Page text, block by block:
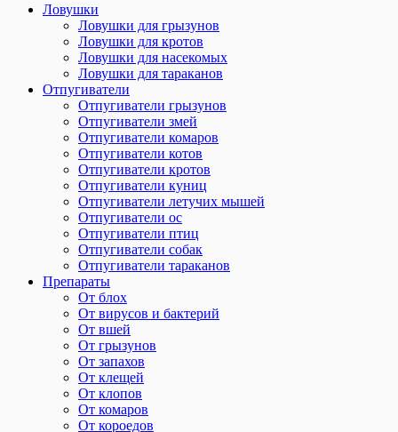
Ловушки
Ловушки для грызунов
Ловушки для кротов
Ловушки для насекомых
Ловушки для тараканов
Отпугиватели
Отпугиватели грызунов
Отпугиватели змей
Отпугиватели комаров
Отпугиватели котов
Отпугиватели кротов
Отпугиватели куниц
Отпугиватели летучих мышей
Отпугиватели ос
Отпугиватели птиц
Отпугиватели собак
Отпугиватели тараканов
Препараты
От блох
От вирусов и бактерий
От вшей
От грызунов
От запахов
От клещей
От клопов
От комаров
От короедов